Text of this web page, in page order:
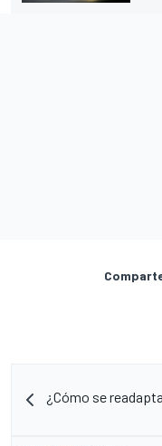
¿Cómo se